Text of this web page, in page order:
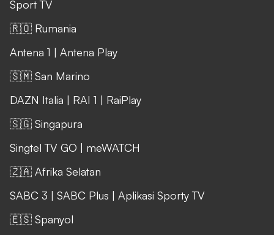
Sport TV
🇷🇴 Rumania
Antena 1 | Antena Play
🇸🇲 San Marino
DAZN Italia | RAI 1 | RaiPlay
🇸🇬 Singapura
Singtel TV GO | meWATCH
🇿🇦 Afrika Selatan
SABC 3 | SABC Plus | Aplikasi Sporty TV
🇪🇸 Spanyol